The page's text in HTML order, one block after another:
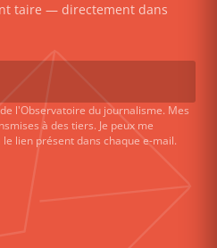
taire — directement dans
l'Observatoire du journalisme. Mes
à des tiers. Je peux me
lien présent dans chaque e-mail.